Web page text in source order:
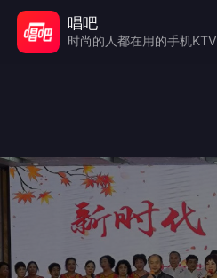
唱吧
时尚的人都在用的手机KTV